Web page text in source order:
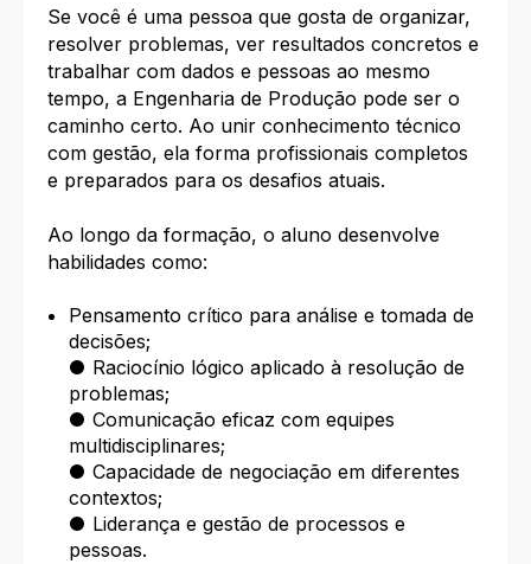
Se você é uma pessoa que gosta de organizar,
resolver problemas, ver resultados concretos e
trabalhar com dados e pessoas ao mesmo
tempo, a Engenharia de Produção pode ser o
caminho certo. Ao unir conhecimento técnico
com gestão, ela forma profissionais completos
e preparados para os desafios atuais.
Ao longo da formação, o aluno desenvolve
habilidades como:
Pensamento crítico para análise e tomada de
decisões;
● Raciocínio lógico aplicado à resolução de
problemas;
● Comunicação eficaz com equipes
multidisciplinares;
● Capacidade de negociação em diferentes
contextos;
● Liderança e gestão de processos e
pessoas.